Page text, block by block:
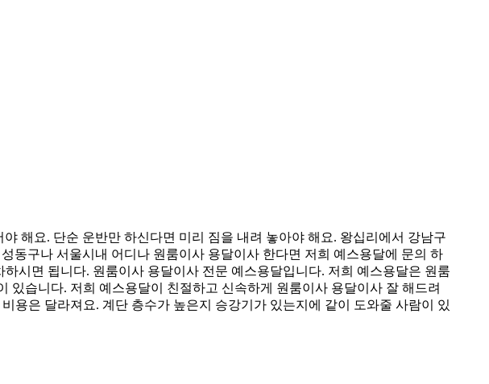
해요. 단순 운반만 하신다면 미리 짐을 내려 놓아야 해요. 왕십리에서 강남구
동구나 서울시내 어디나 원룸이사 용달이사 한다면 저희 예스용달에 문의 하
시면 됩니다. 원룸이사 용달이사 전문 예스용달입니다. 저희 예스용달은 원룸
습니다. 저희 예스용달이 친절하고 신속하게 원룸이사 용달이사 잘 해드려
용은 달라져요. 계단 층수가 높은지 승강기가 있는지에 같이 도와줄 사람이 있